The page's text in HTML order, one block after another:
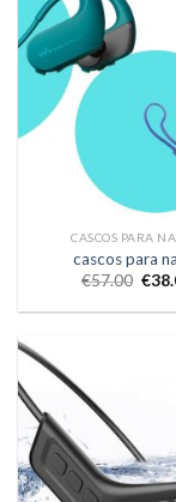
CASCOS PARA
cascos para
€57.00 €